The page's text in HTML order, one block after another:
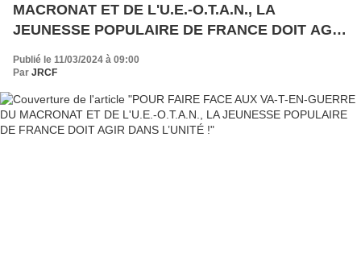
MACRONAT ET DE L'U.E.-O.T.A.N., LA
JEUNESSE POPULAIRE DE FRANCE DOIT AGIR
Publié le 11/03/2024 à 09:00
Par JRCF